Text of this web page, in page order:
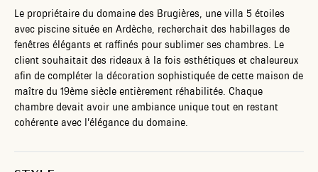
Le propriétaire du domaine des Brugières, une villa 5 étoiles
avec piscine située en Ardèche, recherchait des habillages de
fenêtres élégants et raffinés pour sublimer ses chambres. Le
client souhaitait des rideaux à la fois esthétiques et chaleureux
afin de compléter la décoration sophistiquée de cette maison de
maître du 19ème siècle entièrement réhabilitée. Chaque
chambre devait avoir une ambiance unique tout en restant
cohérente avec l’élégance du domaine.